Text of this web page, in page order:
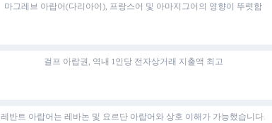
마그레브 아랍어(다리아어), 프랑스어 및 아마지그어의 영향이 뚜렷함
걸프 아랍권, 역내 1인당 전자상거래 지출액 최고
레반트 아랍어는 레바논 및 요르단 아랍어와 상호 이해가 가능했습니다.